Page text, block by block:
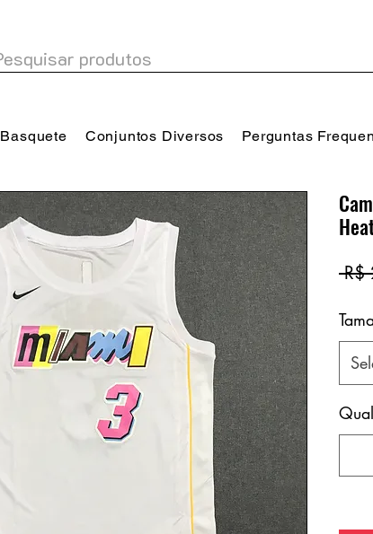
Basquete Conjuntos Diversos Perguntas
R$